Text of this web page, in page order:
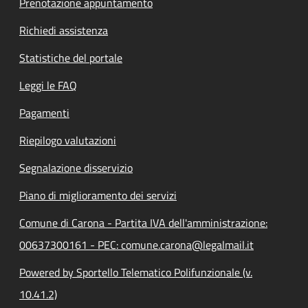
Richiedi assistenza
Statistiche del portale
Leggi le FAQ
Pagamenti
Riepilogo valutazioni
Segnalazione disservizio
Piano di miglioramento dei servizi
Comune di Carona - Partita IVA dell'amministrazione:
00637300161 - PEC: comune.carona@legalmail.it
Powered by Sportello Telematico Polifunzionale (v.
10.41.2)